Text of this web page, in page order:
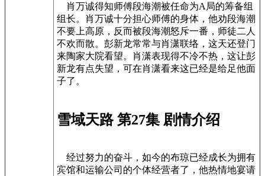
肖万诚得知师傅段海潮被任命为A局的筹备组
组长。肖万诚十分担心师傅的身体，他劝段海潮
不要上高原，反而被段海潮怒斥一番，师徒二人
不欢而散。彭新龙常常与肖潇联络，这天还登门
来陶家大院看望。肖潇表现得不冷不热，这让彭
新龙有点失望，可在肖潇看来这已经是给足他面
子了。
雪域天路 第27集 剧情介绍
经过努力的奋斗，如今的布琼已经成长为拥有
宾馆和运输公司的个体经营者了，他热情地宴请